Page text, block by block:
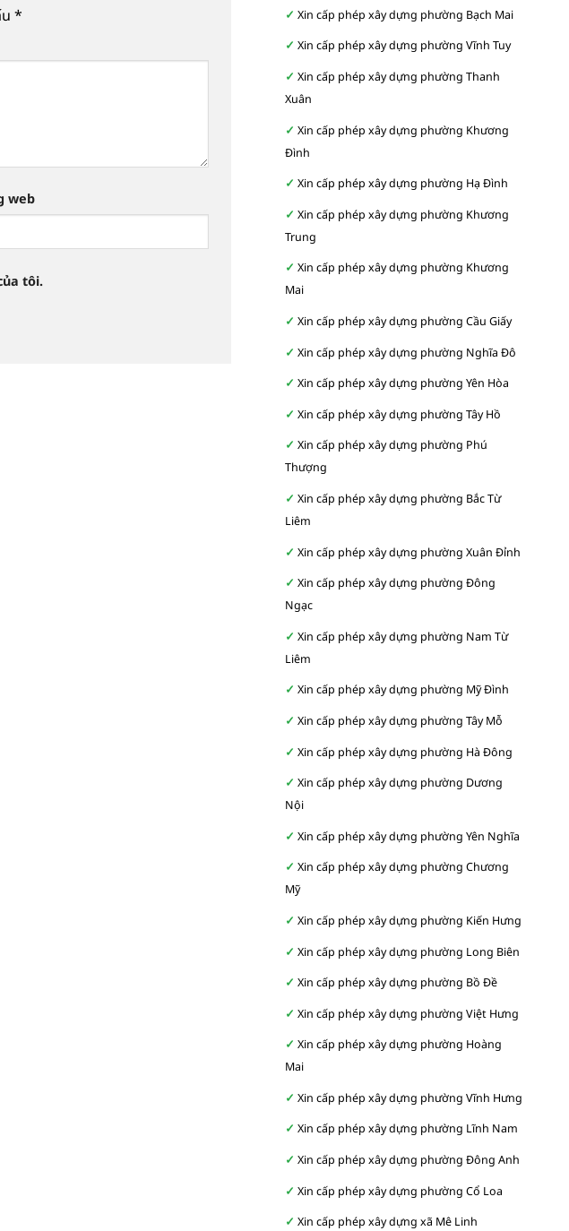
*
web
tôi.
Xin cấp phép xây dựng phường Bạch Mai
Xin cấp phép xây dựng phường Vĩnh Tuy
Xin cấp phép xây dựng phường Thanh
Xuân
Xin cấp phép xây dựng phường Khương
Đình
Xin cấp phép xây dựng phường Hạ Đình
Xin cấp phép xây dựng phường Khương
Trung
Xin cấp phép xây dựng phường Khương
Mai
Xin cấp phép xây dựng phường Cầu Giấy
Xin cấp phép xây dựng phường Nghĩa Đô
Xin cấp phép xây dựng phường Yên Hòa
Xin cấp phép xây dựng phường Tây Hồ
Xin cấp phép xây dựng phường Phú
Thượng
Xin cấp phép xây dựng phường Bắc Từ
Liêm
Xin cấp phép xây dựng phường Xuân Đỉnh
Xin cấp phép xây dựng phường Đông
Ngạc
Xin cấp phép xây dựng phường Nam Từ
Liêm
Xin cấp phép xây dựng phường Mỹ Đình
Xin cấp phép xây dựng phường Tây Mỗ
Xin cấp phép xây dựng phường Hà Đông
Xin cấp phép xây dựng phường Dương
Nội
Xin cấp phép xây dựng phường Yên Nghĩa
Xin cấp phép xây dựng phường Chương
Mỹ
Xin cấp phép xây dựng phường Kiến Hưng
Xin cấp phép xây dựng phường Long Biên
Xin cấp phép xây dựng phường Bồ Đề
Xin cấp phép xây dựng phường Việt Hưng
Xin cấp phép xây dựng phường Hoàng
Mai
Xin cấp phép xây dựng phường Vĩnh Hưng
Xin cấp phép xây dựng phường Lĩnh Nam
Xin cấp phép xây dựng phường Đông Anh
Xin cấp phép xây dựng phường Cổ Loa
Xin cấp phép xây dựng xã Mê Linh